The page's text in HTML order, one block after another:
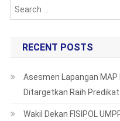
RECENT POSTS
Asesmen Lapangan MAP
Ditargetkan Raih Predikat
Wakil Dekan FISIPOL